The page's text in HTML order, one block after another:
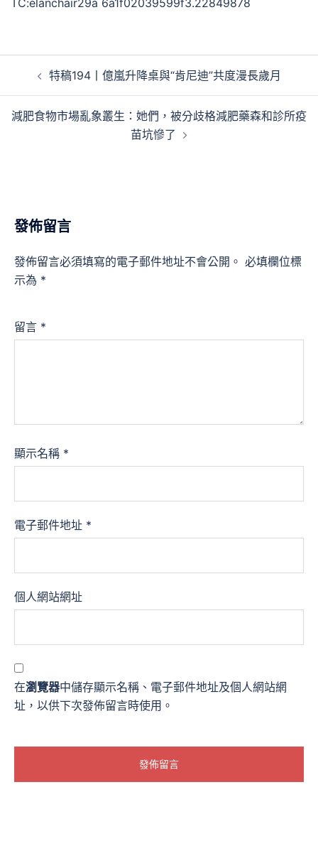
TC:elanchair29a 6a1f02039599f3.22849878
覽
特稿194丨億嵐升降桌與“肯尼迪”共度漫長歲月
減肥食物市場亂象叢生：她們，被分歧格減肥藥森和診所疫
苗坑慘了
發佈留言
發佈留言必須填寫的電子郵件地址不會公開。 必填欄位標
示為 *
留言 *
顯示名稱 *
電子郵件地址 *
個人網站網址
在瀏覽器中儲存顯示名稱、電子郵件地址及個人網站網
址，以供下次發佈留言時使用。